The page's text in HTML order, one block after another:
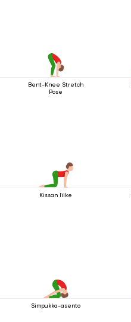
Bent-Knee Stretch
Pose
Kissan liike
Simpukka-asento